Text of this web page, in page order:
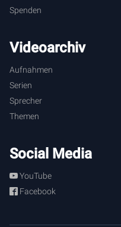
Spenden
Videoarchiv
Aufnahmen
Serien
Sprecher
Themen
Social Media
YouTube
Facebook